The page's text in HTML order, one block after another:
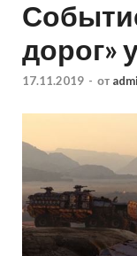
дорог»
17.11.2019 - от